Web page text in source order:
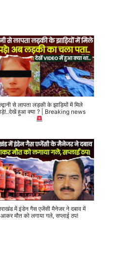
से लापता लड़की के झाड़ियों में मिले
हुआ क्या ? | Breaking news
में इंडेन गैस एजेंसी मैनेजर ने दबाव में
आकर मौत को लगाया गले, सप्लाई ठप!